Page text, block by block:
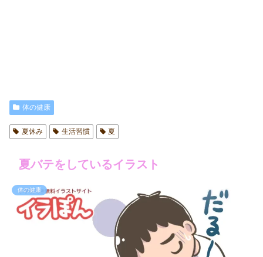
体の健康
夏休み 生活習慣 夏
夏バテをしているイラスト
体の健康